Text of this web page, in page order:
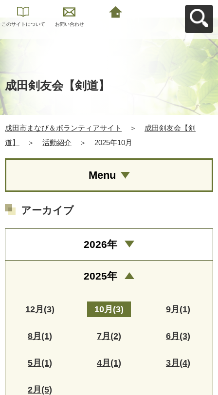
このサイトについて お問い合わせ
成田剣友会【剣道】
成田市まなび＆ボランティアサイト ＞
成田剣友会【剣
道】
＞ 活動紹介 ＞ 2025年10月
Menu
アーカイブ
2026年
2025年
12月(3) 10月(3) 9月(1)
8月(1) 7月(2) 6月(3)
5月(1) 4月(1) 3月(4)
2月(5)